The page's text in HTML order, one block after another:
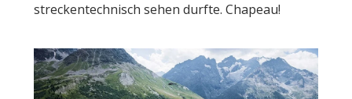
streckentechnisch sehen durfte. Chapeau!